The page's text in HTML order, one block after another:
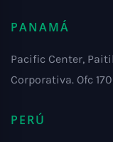
PANAMÁ
Pacific Center,
Corporativa. Ofc
PERÚ